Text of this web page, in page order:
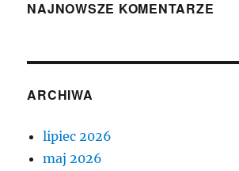
NAJNOWSZE KOMENTARZE
ARCHIWA
lipiec 2026
maj 2026